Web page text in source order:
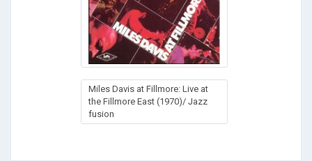
Miles Davis at Fillmore: Live at
the Fillmore East (1970)/ Jazz
fusion